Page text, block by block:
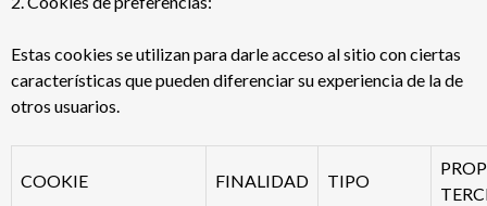
Estas cookies se utilizan para darle acceso al sitio con ciertas
características que pueden diferenciar su experiencia de la de
otros usuarios.
COOKIE FINALIDAD TIPO